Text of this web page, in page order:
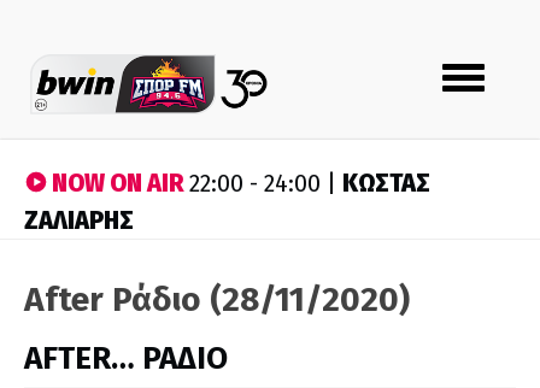
Toggle
navigation
NOW ON AIR22:00 - 24:00 | ΚΩΣΤΑΣ
ΖΑΛΙΑΡΗΣ
After Ράδιο (28/11/2020)
AFTER… ΡΑΔΙΟ